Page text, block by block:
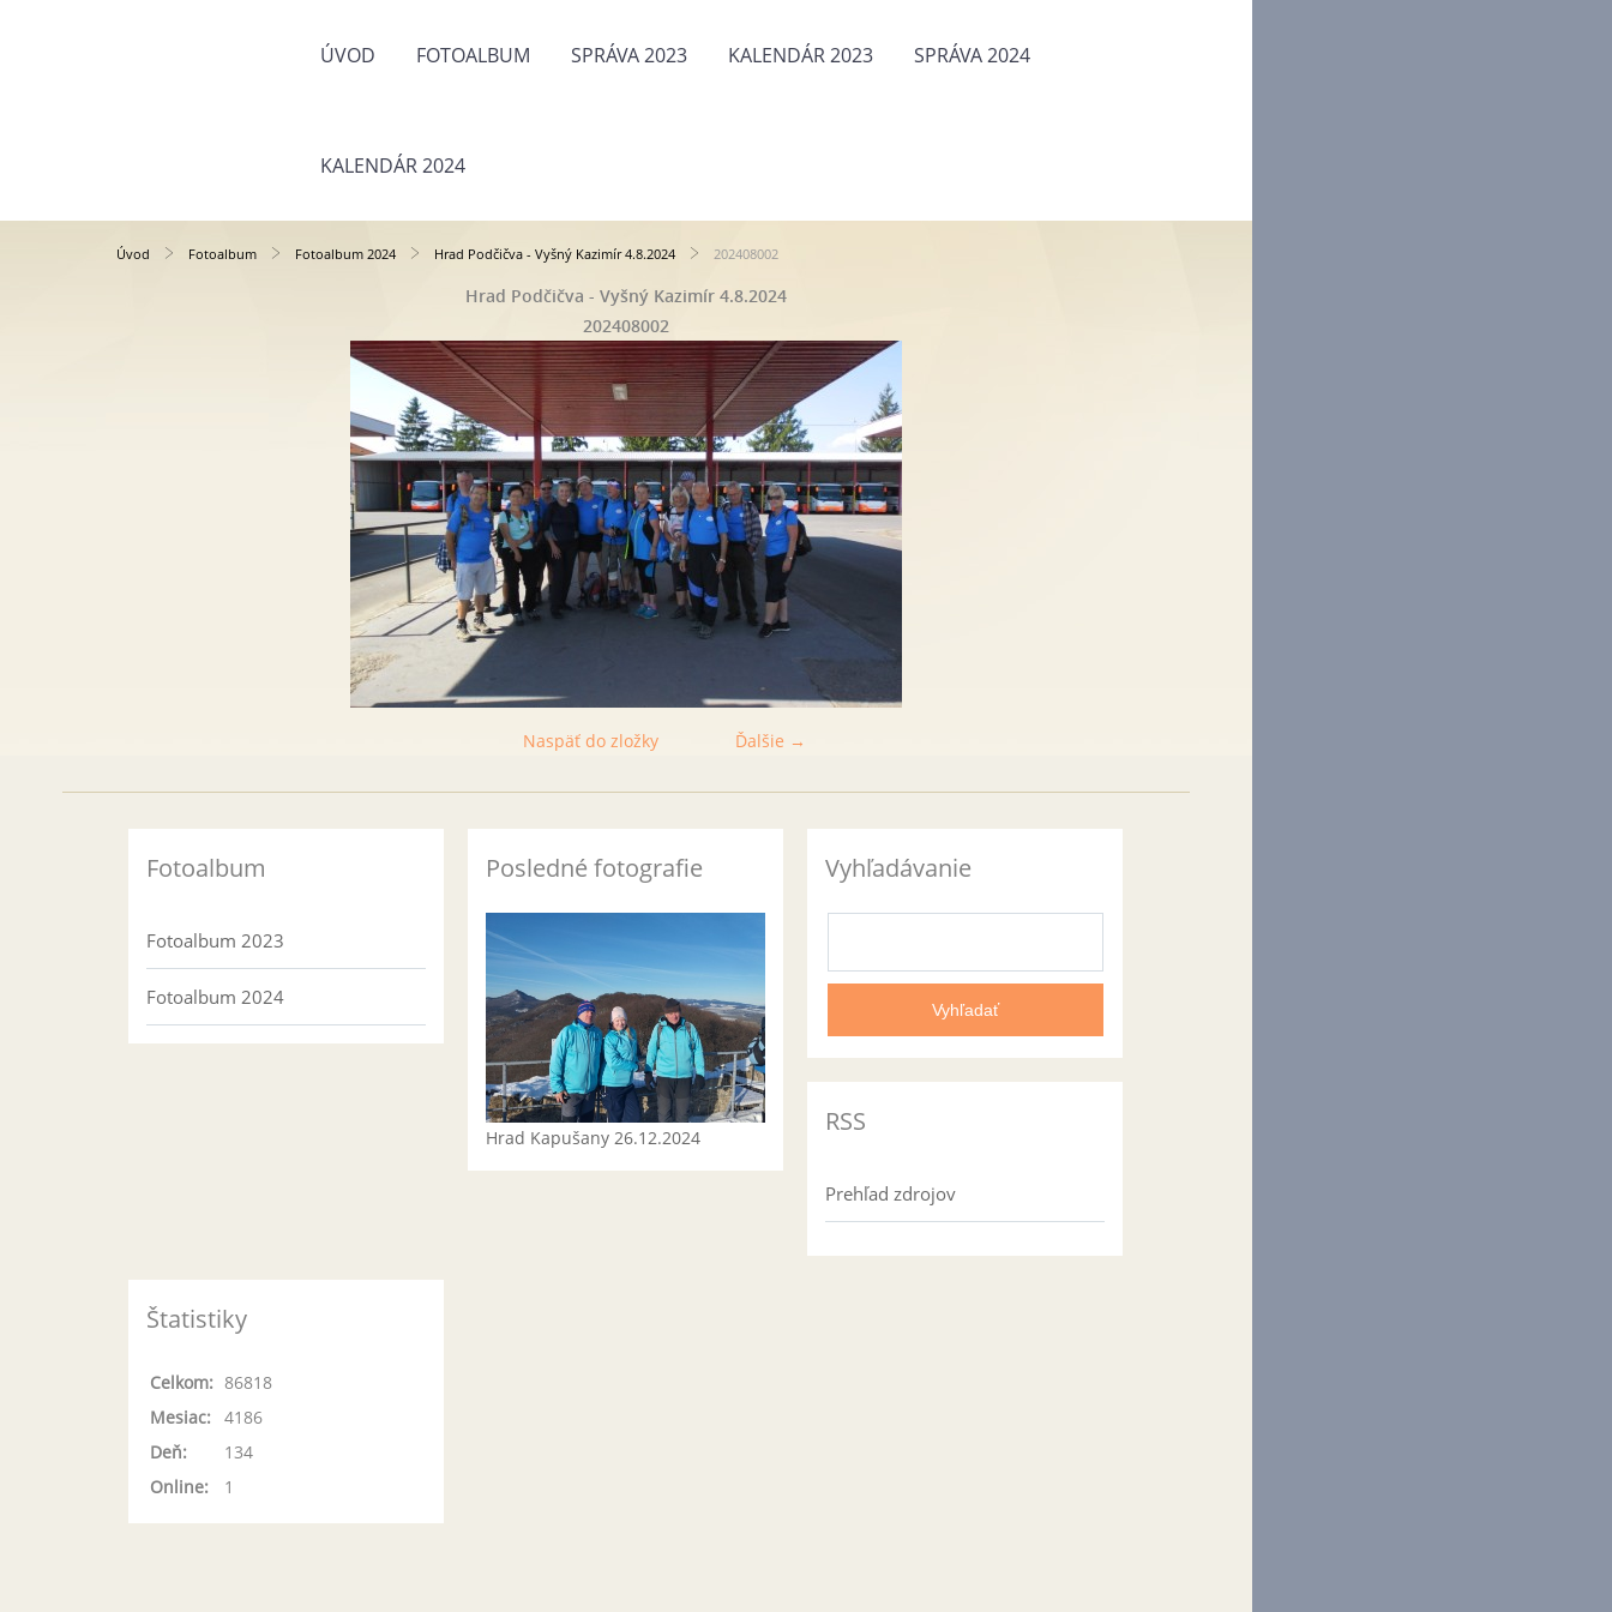
ÚVOD FOTOALBUM SPRÁVA 2023 KALENDÁR 2023 SPRÁVA 2024
KALENDÁR 2024
Úvod Fotoalbum Fotoalbum 2024 Hrad Podčičva - Vyšný Kazimír 4.8.2024 202408002
Hrad Podčičva - Vyšný Kazimír 4.8.2024
202408002
Ďalšie →
Naspäť do zložky
Fotoalbum
Fotoalbum 2023
Fotoalbum 2024
Posledné fotografie
Hrad Kapušany 26.12.2024
Vyhľadávanie
RSS
Prehľad zdrojov
Štatistiky
Online: 1
Celkom: 86818
Mesiac: 4186
Deň:
134